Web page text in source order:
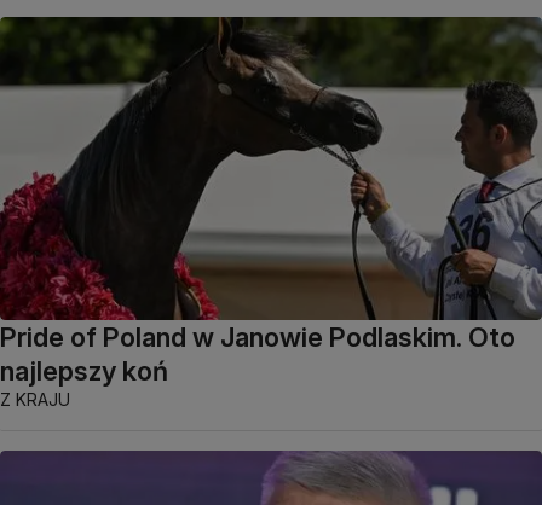
Pride of Poland w Janowie Podlaskim. Oto
najlepszy koń
Z KRAJU